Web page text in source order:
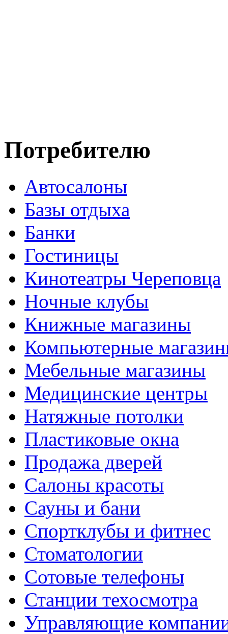
Потребителю
Автосалоны
Базы отдыха
Банки
Гостиницы
Кинотеатры Череповца
Ночные клубы
Книжные магазины
Компьютерные
Мебельные магазины
Медицинские центры
Натяжные потолки
Пластиковые окна
Продажа дверей
Салоны красоты
Сауны и бани
Спортклубы и фитнес
Стоматологии
Сотовые телефоны
Станции техосмотра
Управляющие